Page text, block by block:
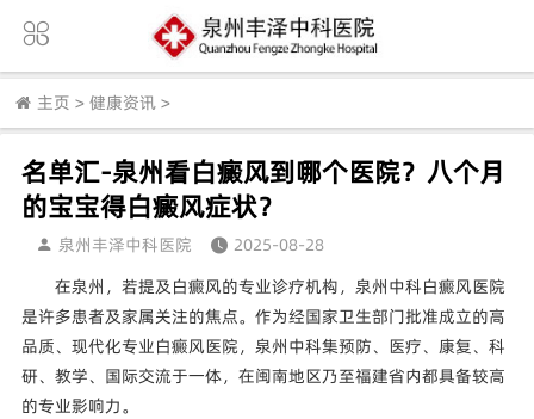
主页 > 健康资讯 >
名单汇-泉州看白癜风到哪个医院？八个月
的宝宝得白癜风症状？
泉州丰泽中科医院
2025-08-28
在泉州，若提及白癜风的专业诊疗机构，泉州中科白癜风医院
是许多患者及家属关注的焦点。作为经国家卫生部门批准成立的高
品质、现代化专业白癜风医院，泉州中科集预防、医疗、康复、科
研、教学、国际交流于一体，在闽南地区乃至福建省内都具备较高
的专业影响力。